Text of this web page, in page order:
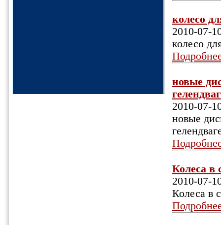
колесо
2010-07-
колесо
новые
2010-07-
новые
Колеса в
2010-07-
Колеса в